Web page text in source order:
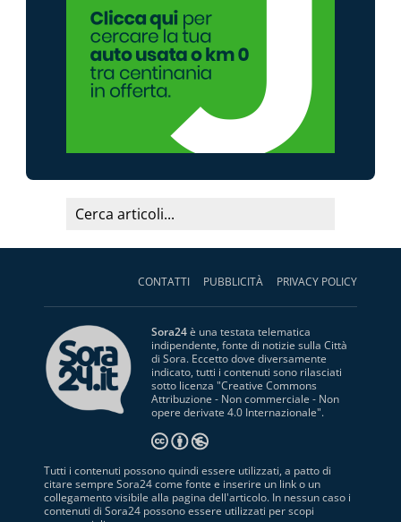
CONTATTI PUBBLICITÀ PRIVACY POLICY
Sora24è una testata telematica
indipendente, fonte di notizie sulla Città
di Sora. Eccetto dove diversamente
indicato, tutti i contenuti sono rilasciati
sotto licenza "Creative Commons
Attribuzione - Non commerciale - Non
opere derivate 4.0 Internazionale".
Tutti i contenuti possono quindi essere utilizzati, a patto di
citare sempre Sora24 come fonte e inserire un link o un
collegamento visibile alla pagina dell'articolo. In nessun caso i
contenuti di Sora24 possono essere utilizzati per scopi